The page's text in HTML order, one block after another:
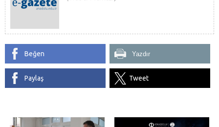
Beğen Yazdır
Paylaş Tweet